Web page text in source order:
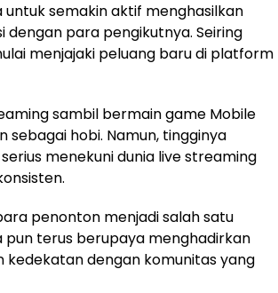
semakin aktif menghasilkan
para pengikutnya. Seiring
menjajaki peluang baru di platform
sambil bermain game Mobile
sebagai hobi. Namun, tingginya
menekuni dunia live streaming
penonton menjadi salah satu
terus berupaya menghadirkan
kedekatan dengan komunitas yang